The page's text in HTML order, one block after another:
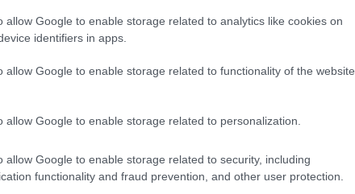
allow Google to enable storage related to analytics like cookies on
identifiers in apps.
allow Google to enable storage related to functionality of the website
allow Google to enable storage related to personalization.
allow Google to enable storage related to security, including
functionality and fraud prevention, and other user protection.
Invia un Comunicato Stampa|Pubblicità|Segnala